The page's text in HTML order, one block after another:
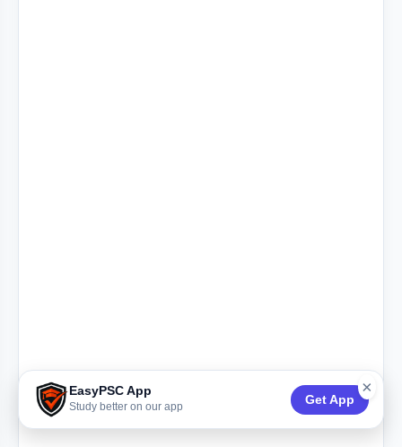
EasyPSC App
Study better on our app
Get App
×